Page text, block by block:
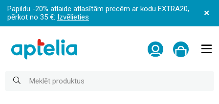
Papildu -20% atlaide atlasītām precēm ar kodu EXTRA20,
pērkot no 35 €: Izvēlieties